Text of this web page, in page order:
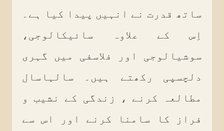
ساتھ قدرت نے انہیں پیدا کیا ہے۔
اِس کے علاوہ سائیکالوجی،
سوشیالوجی اور فلاسفی میں گہری
دلچسپی رکھتے ہیں۔ سالہاسال
مطالعہ کرنے ، زندگی کے نشیب و
فراز کا سامنا کرنے اور اس سے